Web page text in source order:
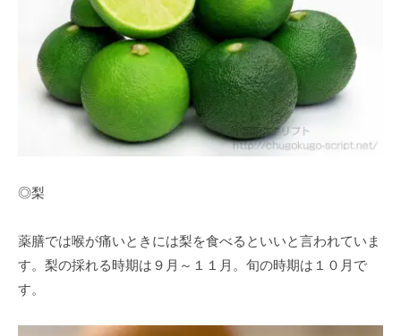
◎梨
薬膳では喉が痛いときには梨を食べるといいと言われていま
す。梨の採れる時期は９月～１１月。旬の時期は１０月で
す。